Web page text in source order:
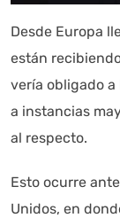
Desde Europa
están
vería obligado
a instancias
al respecto.
Esto ocurre
Unidos, en